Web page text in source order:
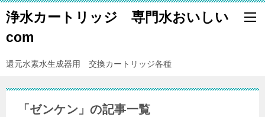
浄水カートリッジ 専門水おいしい
com
還元水素水生成器用 交換カートリッジ各種
「ゼンケン」の記事一覧